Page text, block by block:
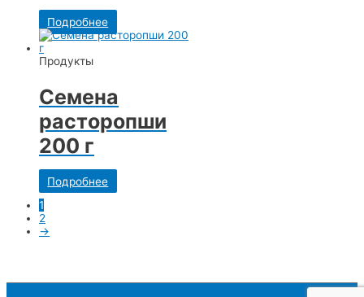
Подробнее
Продукты
Семена
расторопши
200 г
Подробнее
1
2
→